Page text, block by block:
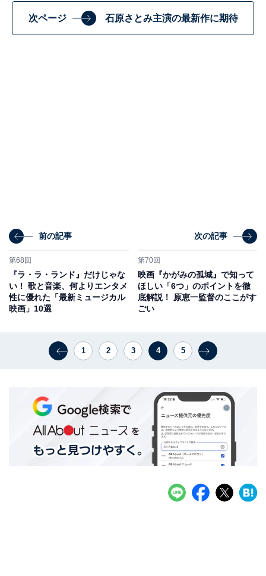
次ページ 石原さとみ主演の最新作に期待
前の記事
第68回
『ラ・ラ・ランド』だけじゃな
い！ 歌と音楽、何よりエンタメ
性に優れた「最新ミュージカル
映画」10選
次の記事
第70回
映画『かがみの孤城』で知って
ほしい「6つ」のポイントを徹
底解説！ 原恵一監督のここがす
ごい
1 2 3 4 5